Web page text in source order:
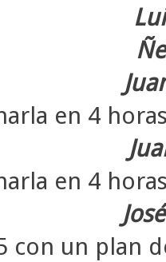
en 4
en 4
con un plan